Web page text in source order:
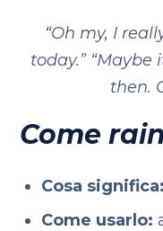
“Oh my, I
today.” “Maybe
then.
Come
Cosa significa:
Come usarlo: